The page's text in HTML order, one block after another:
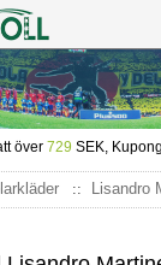
över 729 SEK,
Lisandro